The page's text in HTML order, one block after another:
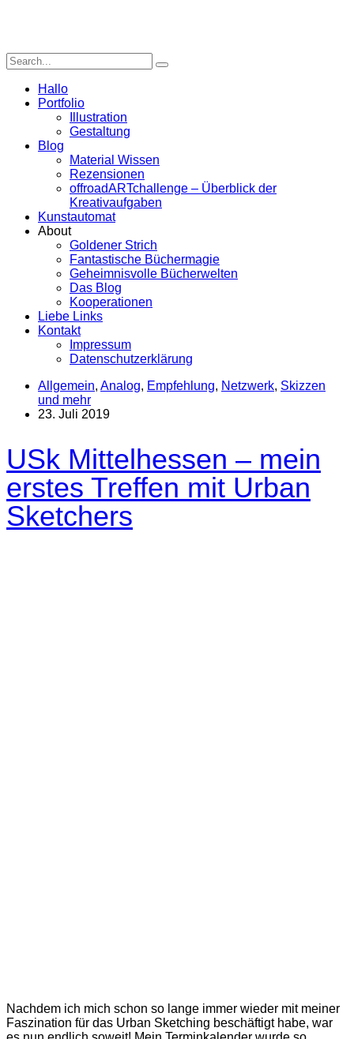
Hallo
Portfolio
Illustration
Gestaltung
Blog
Material Wissen
Rezensionen
offroadARTchallenge – Überblick der
Kreativaufgaben
Kunstautomat
About
Goldener Strich
Fantastische Büchermagie
Geheimnisvolle Bücherwelten
Das Blog
Kooperationen
Liebe Links
Kontakt
Impressum
Datenschutzerklärung
Allgemein, Analog, Empfehlung, Netzwerk, Skizzen
und mehr
23. Juli 2019
USk Mittelhessen – mein
erstes Treffen mit Urban
Sketchers
Nachdem ich mich schon so lange immer wieder mit meiner
Faszination für das Urban Sketching beschäftigt habe, war